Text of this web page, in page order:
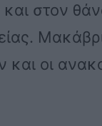
στον
οι